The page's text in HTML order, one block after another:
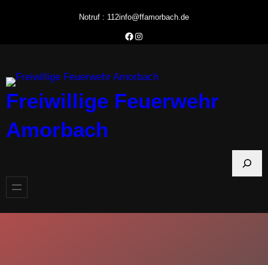
Notruf : 112info@ffamorbach.de
Facebook Feuerwehr Amorbach
Instagram Feuerwehr Amorbach
Freiwillige Feuerwehr
Amorbach
h